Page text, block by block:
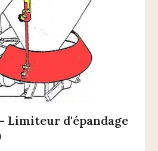
Limiteur d'épandage